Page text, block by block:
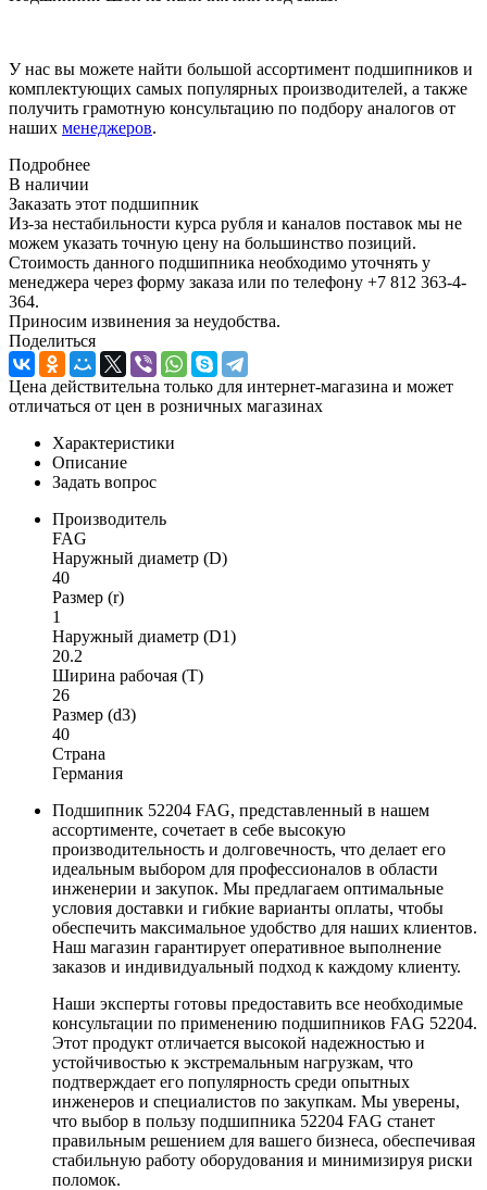
У нас вы можете найти большой ассортимент подшипников и
комплектующих самых популярных производителей, а также
получить грамотную консультацию по подбору аналогов от
наших менеджеров.
Подробнее
В наличии
Заказать этот подшипник
Из-за нестабильности курса рубля и каналов поставок мы не
можем указать точную цену на большинство позиций.
Стоимость данного подшипника необходимо уточнять у
менеджера через форму заказа или по телефону +7 812 363-4-
364.
Приносим извинения за неудобства.
Поделиться
Цена действительна только для интернет-магазина и может
отличаться от цен в розничных магазинах
Характеристики
Описание
Задать вопрос
Производитель
FAG
Наружный диаметр (D)
40
Размер (r)
1
Наружный диаметр (D1)
20.2
Ширина рабочая (T)
26
Размер (d3)
40
Страна
Германия
Подшипник 52204 FAG, представленный в нашем
ассортименте, сочетает в себе высокую
производительность и долговечность, что делает его
идеальным выбором для профессионалов в области
инженерии и закупок. Мы предлагаем оптимальные
условия доставки и гибкие варианты оплаты, чтобы
обеспечить максимальное удобство для наших клиентов.
Наш магазин гарантирует оперативное выполнение
заказов и индивидуальный подход к каждому клиенту.
Наши эксперты готовы предоставить все необходимые
консультации по применению подшипников FAG 52204.
Этот продукт отличается высокой надежностью и
устойчивостью к экстремальным нагрузкам, что
подтверждает его популярность среди опытных
инженеров и специалистов по закупкам. Мы уверены,
что выбор в пользу подшипника 52204 FAG станет
правильным решением для вашего бизнеса, обеспечивая
стабильную работу оборудования и минимизируя риски
поломок.